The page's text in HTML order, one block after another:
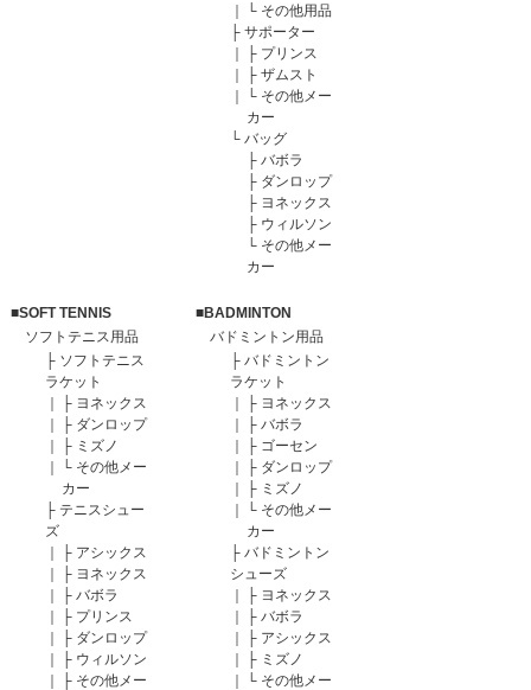
｜
└ その他用品
├ サポーター
｜
├ プリンス
｜
├ ザムスト
｜
└ その他メー
カー
└ バッグ
├ バボラ
├ ダンロップ
├ ヨネックス
├ ウィルソン
└ その他メー
カー
■SOFT TENNIS
ソフトテニス用品
├ ソフトテニス
ラケット
｜
├ ヨネックス
｜
├ ダンロップ
｜
├ ミズノ
｜
└ その他メー
カー
├ テニスシュー
ズ
｜
├ アシックス
｜
├ ヨネックス
｜
├ バボラ
｜
├ プリンス
｜
├ ダンロップ
｜
├ ウィルソン
｜
├ その他メー
■BADMINTON
バドミントン用品
├ バドミントン
ラケット
｜
├ ヨネックス
｜
├ バボラ
｜
├ ゴーセン
｜
├ ダンロップ
｜
├ ミズノ
｜
└ その他メー
カー
├ バドミントン
シューズ
｜
├ ヨネックス
｜
├ バボラ
｜
├ アシックス
｜
├ ミズノ
｜
└ その他メー